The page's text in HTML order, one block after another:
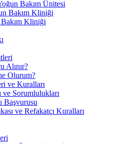
Bakım Ünitesi
Bakım Kliniği
Kliniği
Alınır?
Olurum?
ve Kuralları
ve Sorumlulukları
Başvurusu
ve Refakatçı Kuralları